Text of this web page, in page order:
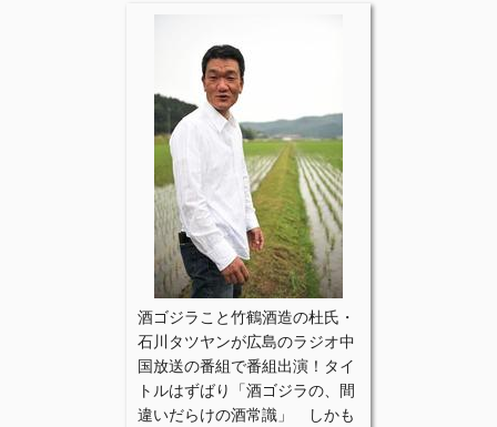
酒ゴジラこと竹鶴酒造の杜氏・
石川タツヤンが広島のラジオ中
国放送の番組で番組出演！タイ
トルはずばり「酒ゴジラの、間
違いだらけの酒常識」 しかも